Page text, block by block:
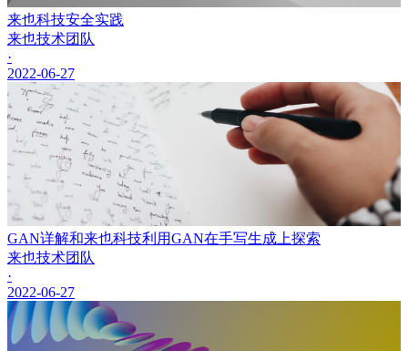
来也科技安全实践
来也技术团队
·
2022-06-27
GAN详解和来也科技利用GAN在手写生成上探索
来也技术团队
·
2022-06-27